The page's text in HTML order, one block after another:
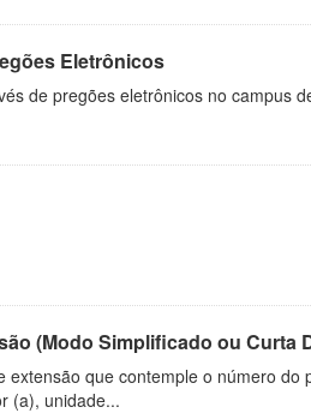
Eletrônicos
de pregões eletrônicos no campus
(Modo Simplificado ou Curta
extensão que contemple o número
(a), unidade...